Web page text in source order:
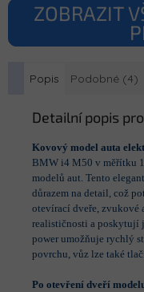
ZOBRAZIT
Popis Podobné (4)
Detailní popis
Kovový model auta
BMW i4 M50 v měřítku
modelů aut. Tento
důrazem na detail, což
otevírací dveře, zvukové
realističnosti a poskytují
power umožňuje rychlý
povrchu, vůz lze také
Po otevření dveří